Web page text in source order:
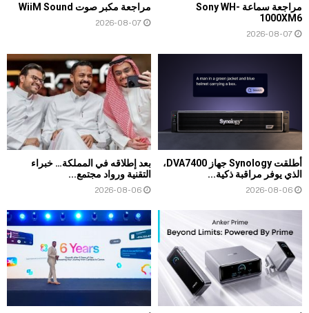
مراجعة سماعة Sony WH-
1000XM6
2026-08-07
مراجعة مكبر صوت WiiM Sound
2026-08-07
أطلقت Synology جهاز DVA7400،
الذي يوفر مراقبة ذكية...
2026-08-06
بعد إطلاقه في المملكة… خبراء
التقنية ورواد مجتمع...
2026-08-06